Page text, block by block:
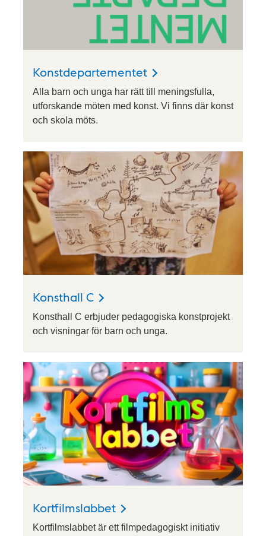
Konstdepartementet
Alla barn och unga har rätt till meningsfulla,
utforskande möten med konst. Vi finns där konst
och skola möts.
Konsthall C
Konsthall C erbjuder pedagogiska konstprojekt
och visningar för barn och unga.
Kortfilmslabbet
Kortfilmslabbet är ett filmpedagogiskt initiativ